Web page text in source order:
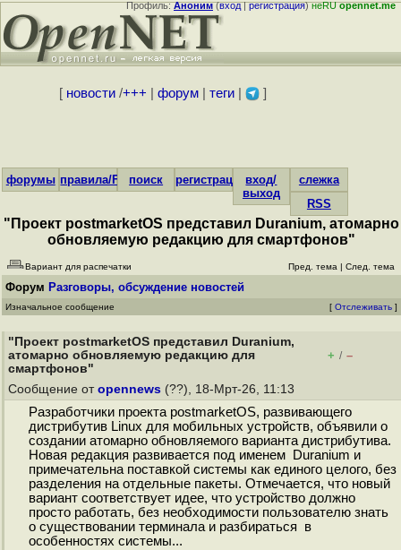
Профиль:Аноним(вход|регистрация)неRUopennet.me
[ новости/+++ форум| теги| ]
форумы правила/FAQпоиск регистрациявход/
выход
слежка
RSS
"Проект postmarketOS представил Duranium, атомарно
обновляемую редакцию для смартфонов"
Вариант для распечатки Пред. тема | След. тема
Форум Разговоры, обсуждение новостей
Изначальное сообщение [ Отслеживать ]
"Проект postmarketOS представил Duranium,
атомарно обновляемую редакцию для
смартфонов"
+ / –
Сообщение от opennews (??), 18-Мрт-26, 11:13
Разработчики проекта postmarketOS, развивающего
дистрибутив Linux для мобильных устройств, объявили о
создании атомарно обновляемого варианта дистрибутива.
Новая редакция развивается под именем Duranium и
примечательна поставкой системы как единого целого, без
разделения на отдельные пакеты. Отмечается, что новый
вариант соответствует идее, что устройство должно
просто работать, без необходимости пользователю знать
о существовании терминала и разбираться в
особенностях системы...